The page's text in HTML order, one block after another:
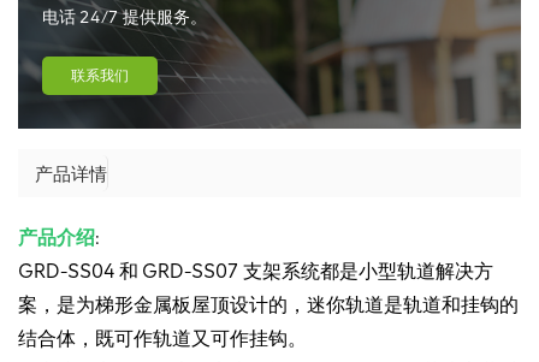
电话 24/7 提供服务。
联系我们
产品详情
产品介绍:
GRD-SS04 和 GRD-SS07 支架系统都是小型轨道解决方
案，是为梯形金属板屋顶设计的，迷你轨道是轨道和挂钩的
结合体，既可作轨道⼜可作挂钩。